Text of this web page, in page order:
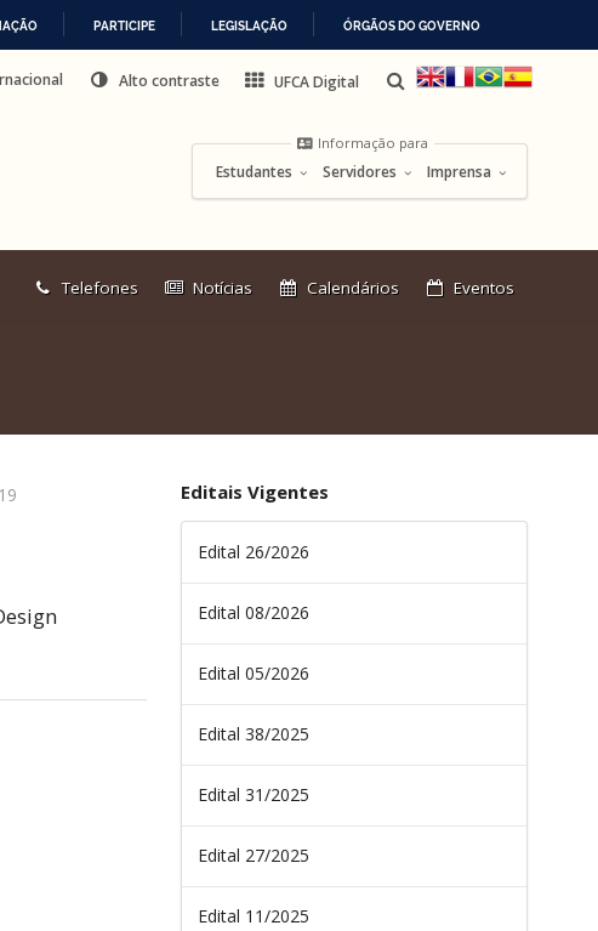
PARTICIPE LEGISLAÇÃO ÓRGÃOS DO GOVERNO
Alto contraste UFCA Digital
Informação para
Estudantes Servidores Imprensa
Link
Telefones Notícias Calendários Eventos
Editais Vigentes
Edital 26/2026
Edital 08/2026
Edital 05/2026
Edital 38/2025
Edital 31/2025
Edital 27/2025
Edital 11/2025